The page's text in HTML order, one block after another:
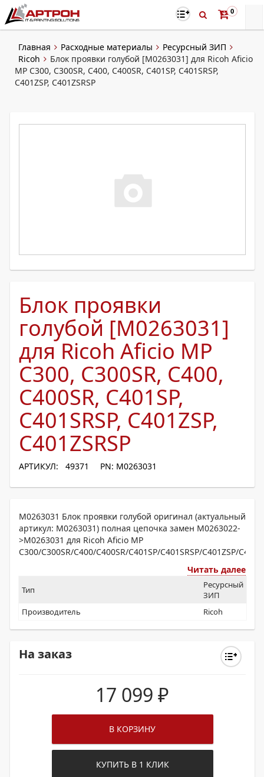
0
Главная Расходные материалы
Ресурсный ЗИП
Ricoh
Блок проявки голубой [M0263031] для Ricoh Aficio
MP C300, C300SR, C400, C400SR, C401SP, C401SRSP,
C401ZSP, C401ZSRSP
Блок проявки
голубой [M0263031]
для Ricoh Aficio MP
C300, C300SR, C400,
C400SR, C401SP,
C401SRSP, C401ZSP,
C401ZSRSP
АРТИКУЛ: 49371 PN: M0263031
M0263031 Блок проявки голубой оригинал (актуальный
артикул: M0263031) полная цепочка замен M0263022-
>M0263031 для Ricoh Aficio MP
C300/C300SR/C400/C400SR/C401SP/C401SRSP/C401ZSP/
Читать далее
Тип
Ресурсный
ЗИП
Производитель
Ricoh
На заказ
17 099 ₽
В КОРЗИНУ
КУПИТЬ В 1 КЛИК